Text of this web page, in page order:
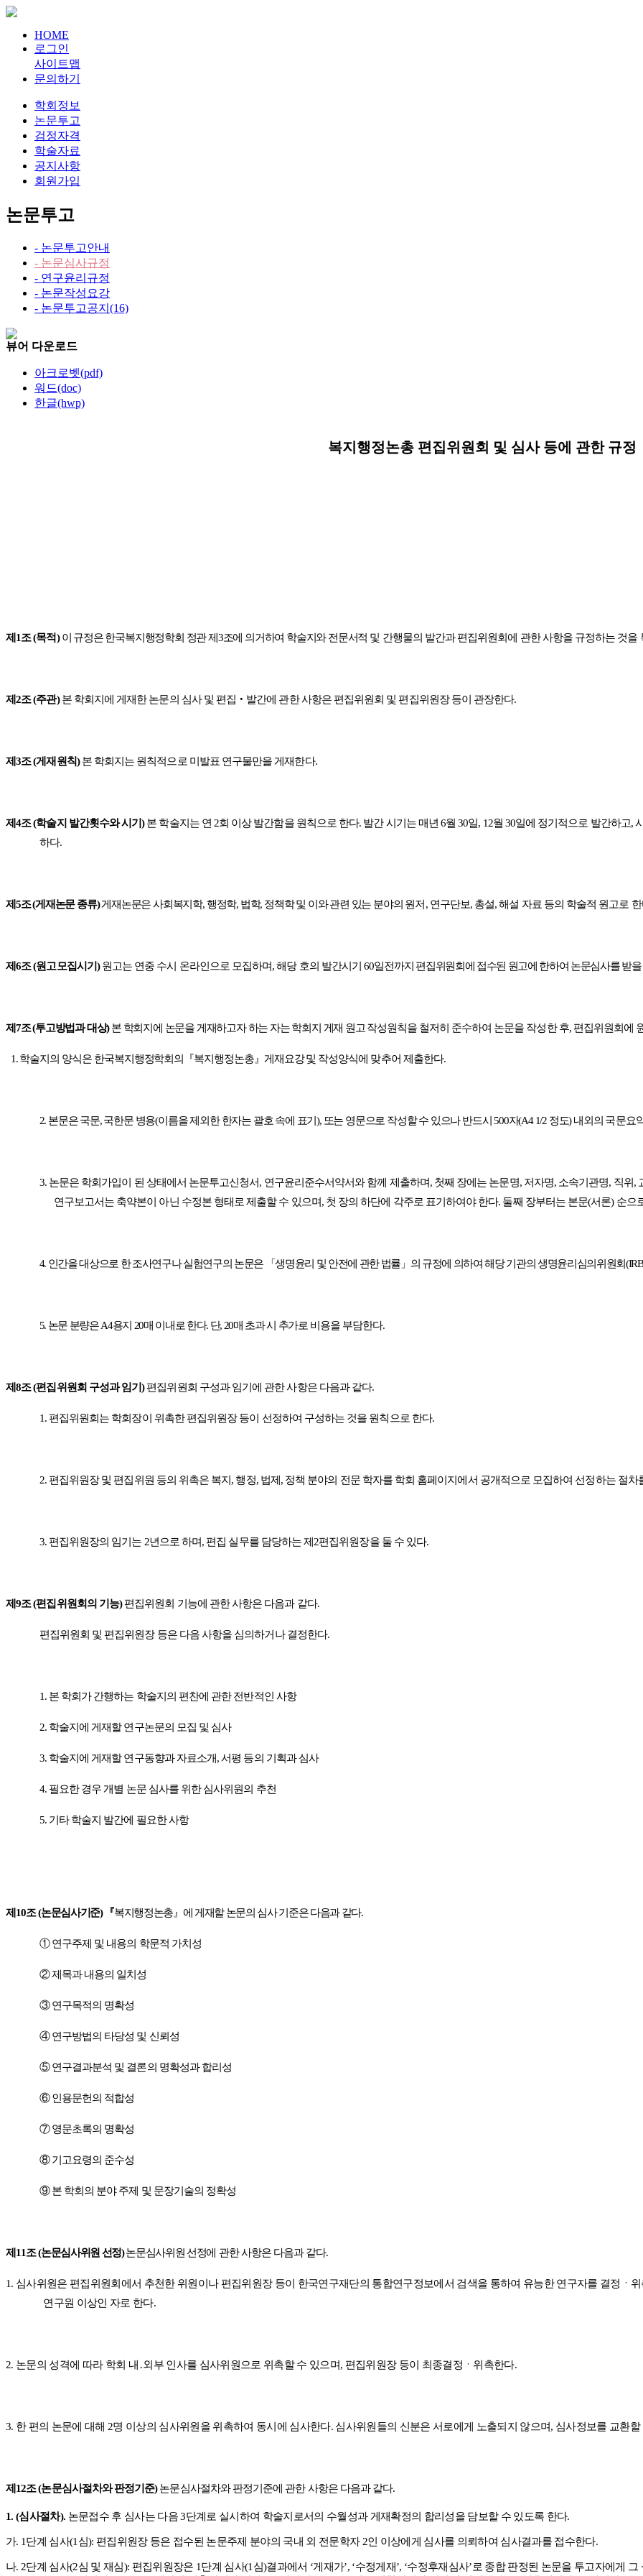
HOME
로그인
사이트맵
문의하기
학회정보
논문투고
검정자격
학술자료
공지사항
회원가입
논문투고
- 논문투고안내
- 논문심사규정
- 연구윤리규정
- 논문작성요강
- 논문투고공지 (16)
뷰어 다운로드
아크로벳(pdf)
워드(doc)
한글(hwp)
복지행정논총 편집위원회 및 심사 등에 관한 규정
제 1조(목적) 이 규정은 한국복지행정학회 정관 제 3조에 의거하여 학술지와 전문서적 및 간행물의 발간과 편집위원회에 관한 사항을 규정하는 것을
제2조(주관) 본 학회지에 게재한 논문의 심사 및 편집 ‧ 발간에 관한 사항은 편집위원회 및 편집위원장 등이 관장한다.
제3조(게재원칙) 본 학회지는 원칙적으로 미발표 연구물만을 게재한다.
제4조(학술지 발간횟수와 시기) 본 학술지는 연 2회 이상 발간함을 원칙으로 한다. 발간 시기는 매년 6월30일, 12월 30일에 정기적으로 발간하고,
하다.
제 5조(게재논문 종류) 게재논문은 사회복지학, 행정학, 법학, 정책학 및 이와 관련 있는 분야의 원저 , 연구단보, 총설,해설 자료 등의 학술적 원고로
제6조(원고모집시기 ) 원고는 연중 수시 온라인으로 모집하며,해당 호의 발간시기60일전까지 편집위원회에 접수된 원고에 한하여 논문심사를 받
제 7조(투고방법과 대상)본 학회지에 논문을 게재하고자 하는 자는 학회지 게재 원고 작성원칙을 철저히 준수하여 논문을 작성한 후, 편집위원회에
1.학술지의 양식은 한국복지행정학회의 『복지행정논총』 게재요강 및 작성양식에 맞추어 제출한다.
2. 본문은 국문,국한문 병용(이름을 제외한 한자는 괄호 속에 표기), 또는 영문으로 작성할 수 있으나 반드시500자(A4 1/2 정도)내외의 국문요
3. 논문은 학회가입이 된 상태에서 논문투고신청서, 연구윤리준수서약서와 함께 제출하며, 첫째 장에는 논문명, 저자명, 소속기관명, 직위 ,
연구보고서는 축약본이 아닌 수정본 형태로 제출할 수 있으며, 첫 장의 하단에 각주로 표기하여야 한다. 둘째 장부터는 본문(서론) 순으
4. 인간을 대상으로 한 조사연구나 실험연구의 논문은 「생명윤리 및 안전에 관한 법률 」 의 규정에 의하여 해당 기관의 생명윤리심의위원회
5. 논문 분량은A4용지 20매 이내로 한다. 단, 20매 초과 시 추가로 비용을 부담한다.
제8조(편집위원회 구성과 임기)편집위원회 구성과 임기에 관한 사항은 다음과 같다.
1. 편집위원회는 학회장이 위촉한 편집위원장 등이 선정하여 구성하는 것을 원칙으로 한다.
2. 편집위원장 및 편집위원 등의 위촉은 복지 , 행정, 법제 , 정책 분야의 전문 학자를 학회 홈페이지에서 공개적으로 모집하여 선정하는 절차
3. 편집위원장의 임기는 2년으로 하며, 편집 실무를 담당하는 제 2편집위원장을 둘 수 있다.
제9조(편집위원회의 기능)편집위원회 기능에 관한 사항은 다음과 같다.
편집위원회 및 편집위원장 등은 다음 사항을 심의하거나 결정한다.
1. 본 학회가 간행하는 학술지의 편찬에 관한 전반적인 사항
2. 학술지에 게재할 연구논문의 모집 및 심사
3. 학술지에 게재할 연구동향과 자료소개,서평 등의 기획과 심사
4. 필요한 경우 개별 논문 심사를 위한 심사위원의 추천
5. 기타 학술지 발간에 필요한 사항
제 10조(논문심사기준) 『복지행정논총 』 에 게재할 논문의 심사 기준은 다음과 같다.
①연구주제 및 내용의 학문적 가치성
②제목과 내용의 일치성
③연구목적의 명확성
④연구방법의 타당성 및 신뢰성
⑤연구결과분석 및 결론의 명확성과 합리성
⑥인용문헌의 적합성
⑦영문초록의 명확성
⑧기고요령의 준수성
⑨본 학회의 분야 주제 및 문장기술의 정확성
제 11조(논문심사위원 선정)논문심사위원 선정에 관한 사항은 다음과 같다.
1. 심사위원은 편집위원회에서 추천한 위원이나 편집위원장 등이 한국연구재단의 통합연구정보에서 검색을 통하여 유능한 연구자를 결정 ㆍ
연구원 이상인 자로 한다.
2. 논문의 성격에 따라 학회 내 ․외부 인사를 심사위원으로 위촉할 수 있으며, 편집위원장 등이 최종결정 ㆍ 위촉한다.
3. 한 편의 논문에 대해 2명 이상의 심사위원을 위촉하여 동시에 심사한다. 심사위원들의 신분은 서로에게 노출되지 않으며, 심사정보를 교환할
제 12조(논문심사절차와 판정기준)논문심사절차와 판정기준에 관한 사항은 다음과 같다.
1. (심사절차). 논문접수 후 심사는 다음3단계로 실시하여 학술지로서의 수월성과 게재확정의 합리성을 담보할 수 있도록 한다.
가. 1단계 심사(1 심): 편집위원장 등은 접수된 논문주제 분야의 국내 외 전문학자 2인 이상에게 심사를 의뢰하여 심사결과를 접수한다.
나. 2단계 심사(2심 및 재심): 편집위원장은 1단계 심사(1 심)결과에서 ‘게재가’, ‘수정게재’, ‘수정후재심사’로 종합 판정된 논문을 투고자에게